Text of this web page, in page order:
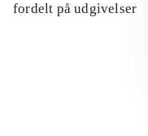
fordelt på udgivelser